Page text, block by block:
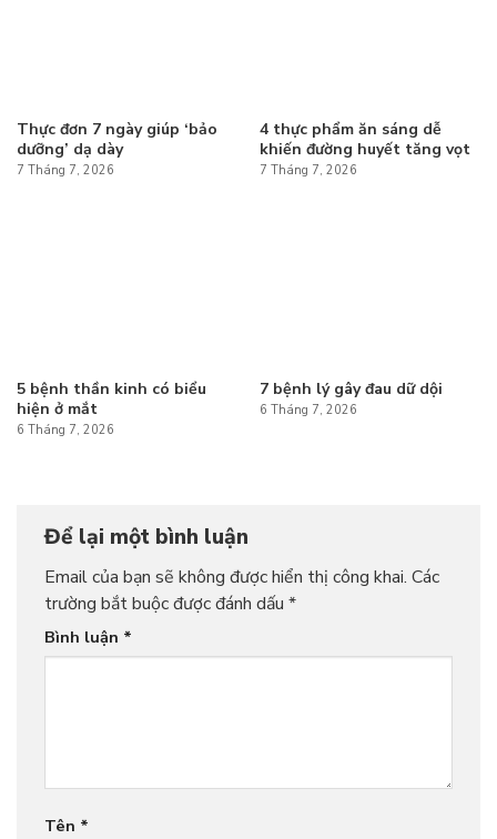
Thực đơn 7 ngày giúp ‘bảo
dưỡng’ dạ dày
7 Tháng 7, 2026
4 thực phẩm ăn sáng dễ
khiến đường huyết tăng vọt
7 Tháng 7, 2026
5 bệnh thần kinh có biểu
hiện ở mắt
6 Tháng 7, 2026
7 bệnh lý gây đau dữ dội
6 Tháng 7, 2026
Để lại một bình luận
Email của bạn sẽ không được hiển thị công khai. Các
trường bắt buộc được đánh dấu *
Bình luận *
Tên *